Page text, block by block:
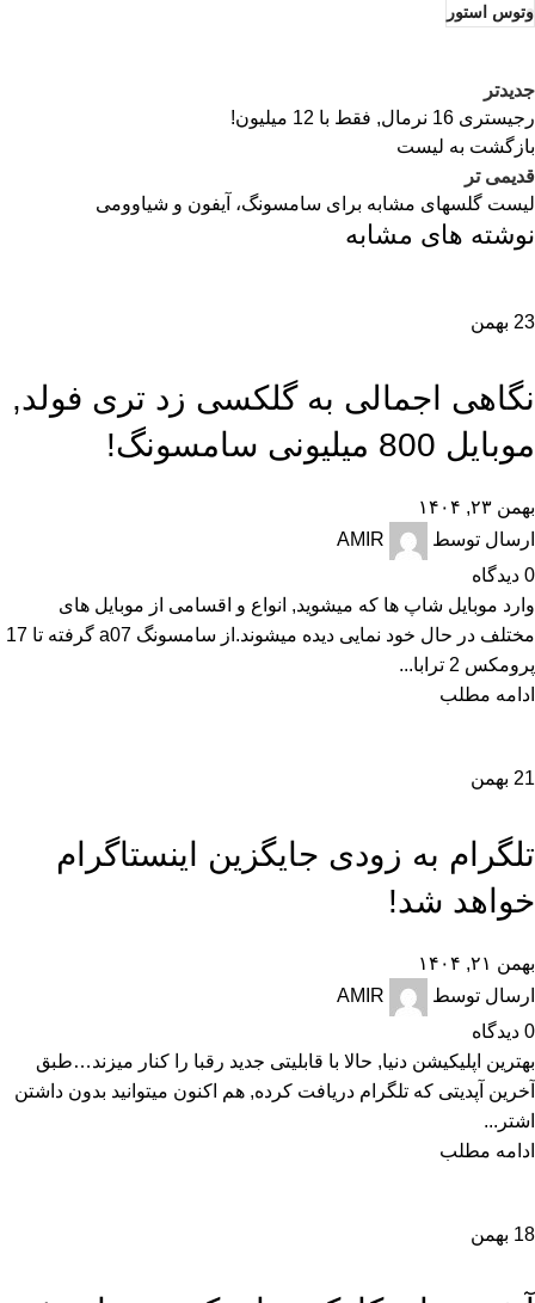
وتوس استور
جدیدتر
رجیستری 16 نرمال, فقط با 12 میلیون!
بازگشت به لیست
قدیمی تر
لیست گلسهای مشابه برای سامسونگ، آیفون و شیاوومی
نوشته های مشابه
23 بهمن
,نقد و بررسی
نگاهی اجمالی به گلکسی زد تری فولد,
موبایل 800 میلیونی سامسونگ!
بهمن ۲۳, ۱۴۰۴
ارسال توسط
AMIR
0 دیدگاه
وارد موبایل شاپ ها که میشوید, انواع و اقسامی از موبایل های
مختلف در حال خود نمایی دیده میشوند.از سامسونگ a07 گرفته تا 17
پرومکس 2 ترابا...
ادامه مطلب
21 بهمن
تلگرام به زودی جایگزین اینستاگرام
خواهد شد!
بهمن ۲۱, ۱۴۰۴
ارسال توسط
AMIR
0 دیدگاه
بهترین اپلیکیشن دنیا, حالا با قابلیتی جدید رقبا را کنار میزند…طبق
آخرین آپدیتی که تلگرام دریافت کرده, هم اکنون میتوانید بدون داشتن
اشتر...
ادامه مطلب
18 بهمن